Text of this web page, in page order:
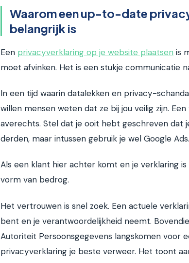
Waarom een up-to-date
belangrijk is
Een privacyverklaring op je website plaatsen is
moet afvinken. Het is een stukje communicatie
In een tijd waarin datalekken en privacy-
willen mensen weten dat ze bij jou veilig zijn.
averechts. Stel dat je ooit hebt geschreven dat
derden, maar intussen gebruik je wel Google Ads.
Als een klant hier achter komt en je verklaring
vorm van bedrog.
Het vertrouwen is snel zoek. Een actuele
bent en je verantwoordelijkheid neemt.
Autoriteit Persoonsgegevens langskomen voor
privacyverklaring je beste verweer. Het toont